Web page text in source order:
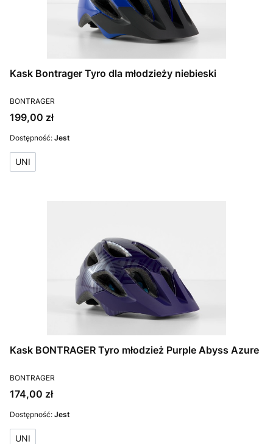
Kask Bontrager Tyro dla młodzieży niebieski
PRODUCENT
BONTRAGER
Cena
199,00 zł
Dostępność: Jest
UNI
Kask BONTRAGER Tyro młodzież Purple Abyss Azure
PRODUCENT
BONTRAGER
Cena
174,00 zł
Dostępność: Jest
UNI